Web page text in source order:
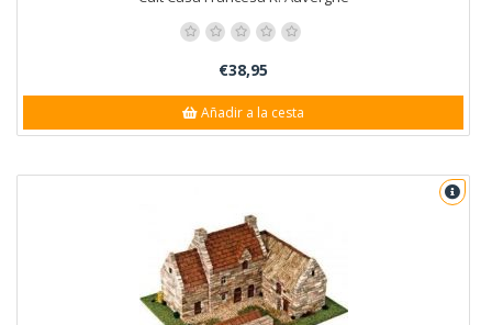
€38,95
Añadir a la cesta